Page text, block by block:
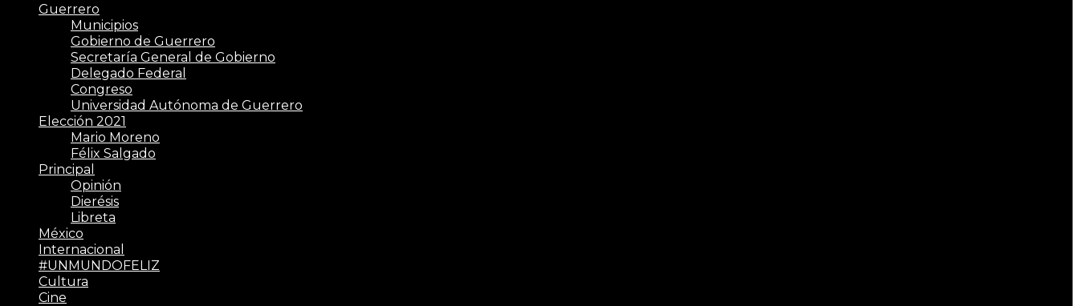
Guerrero
Municipios
Gobierno de Guerrero
Secretaría General de Gobierno
Delegado Federal
Congreso
Universidad Autónoma de Guerrero
Elección 2021
Mario Moreno
Félix Salgado
Principal
Opinión
Dierésis
Libreta
México
Internacional
#UNMUNDOFELIZ
Cultura
Cine